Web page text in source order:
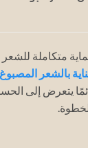
متكاملة
بالشعر المصبوغ
يتعرض إلى